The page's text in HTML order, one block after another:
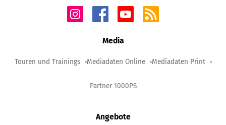
Media
Touren und Trainings Mediadaten Online Mediadaten Print
Partner 1000PS
Angebote